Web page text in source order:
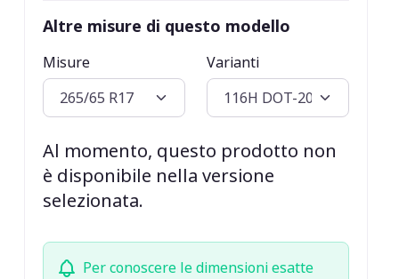
Altre misure di questo modello
Misure Varianti
Al momento, questo prodotto non
è disponibile nella versione
selezionata.
Per conoscere le dimensioni esatte